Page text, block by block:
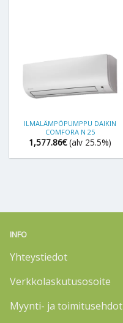
ILMALÄMPÖPUMPPU DAIKIN
COMFORA N 25
1,577.86€ (alv 25.5%)
INFO
Yhteystiedot
Verkkolaskutusosoite
Myynti- ja toimitusehdot